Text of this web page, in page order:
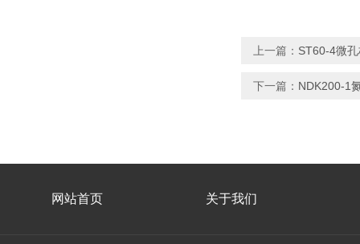
上一篇： ST60-4微
下一篇： NDK200-1
网站首页 关于我们